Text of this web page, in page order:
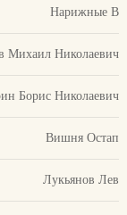
Нарижные В
Михаил Николаевич
Борис Николаевич
Вишня Остап
Лукьянов Лев